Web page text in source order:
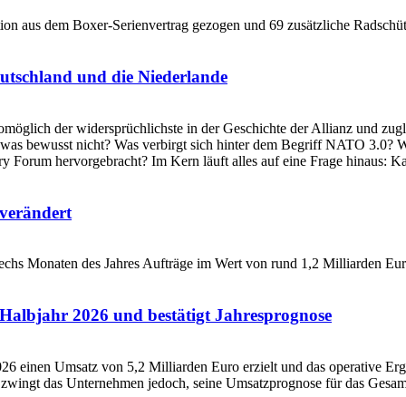
und die Niederlande
2026 und bestätigt Jahresprognose